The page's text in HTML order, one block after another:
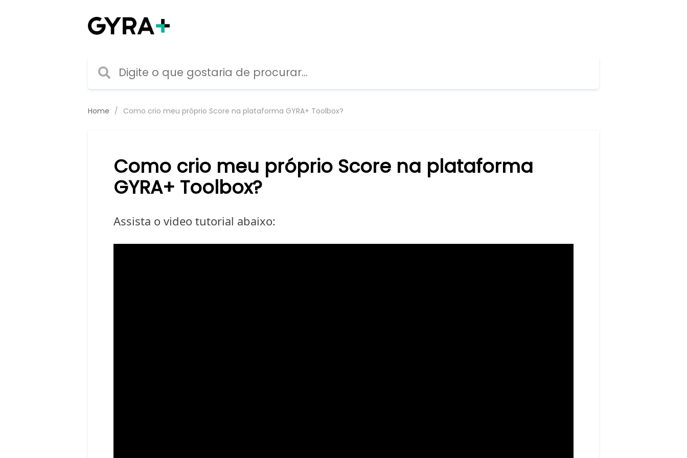
Home Como crio meu próprio Score na plataforma GYRA+ Toolbox?
Como crio meu próprio Score na plataforma
GYRA+ Toolbox?
Assista o video tutorial abaixo: